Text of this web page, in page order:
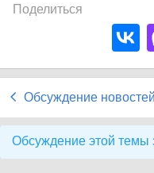
Поделиться
Обсуждение новостей
Обсуждение этой темы